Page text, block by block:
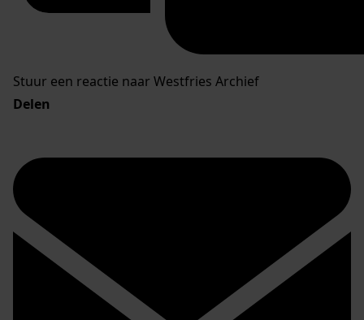
Stuur een reactie naar Westfries Archief
Delen